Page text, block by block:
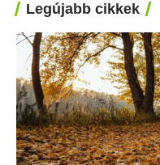
Legújabb cikkek